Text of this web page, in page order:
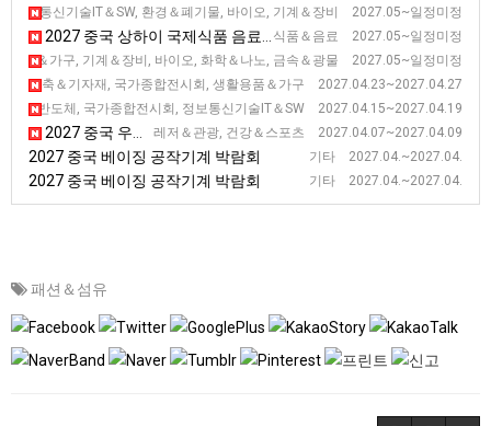
정보통신기술IT＆SW, 환경＆폐기물, 바이오, 기계＆장비 2027.05~일정미정
2027 중국 베이징 과학기술산업 전시회 [CHITEX]
식품＆음료 2027.05~일정미정
2027 중국 상하이 국제식품 음료 전시회
용품＆가구, 기계＆장비, 바이오, 화학＆나노, 금속＆광물 2027.05~일정미정
2027 중국 청두 서부 국제 전시회 [WCIF]
건축＆기자재, 국가종합전시회, 생활용품＆가구 2027.04.23~2027.04.27
2027 중국 광저우 춘계 수출입 상품 교역 전시회 (2기)
자＆반도체, 국가종합전시회, 정보통신기술IT＆SW 2027.04.15~2027.04.19
2027 중국 광저우 춘계 수출입 상품 교역 전시회 (1기)
레저＆관광, 건강＆스포츠 2027.04.07~2027.04.09
2027 중국 우한 국제 헬스 전시회 [WHE]
기타 2027.04.~2027.04.
2027 중국 베이징 공작기계 박람회
기타 2027.04.~2027.04.
2027 중국 베이징 공작기계 박람회
패션＆섬유